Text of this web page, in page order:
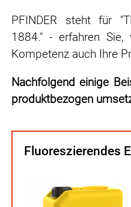
PFINDER steht für
1884." - erfahren Sie,
Kompetenz auch Ihre
Nachfolgend einige
produktbezogen
Fluoreszierendes